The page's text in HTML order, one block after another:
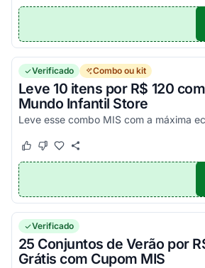
Verificado Combo ou kit
Leve 10 itens por R$ 120
Mundo Infantil Store
Leve esse combo MIS com a máxima
Este cupom funcionou
Este cupom não funcionou
Verificado
25 Conjuntos de Verão por
Grátis com Cupom MIS